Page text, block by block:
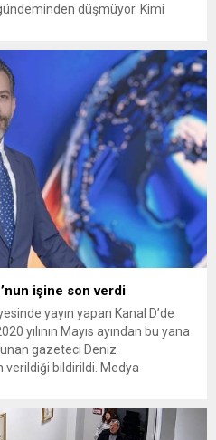
düşmüyor. Kimi
aklında, yüksek sesle dile
işine son verdi
yayın yapan Kanal D’de
yılının Mayıs ayından bu yana
gazeteci Deniz
verildiği bildirildi. Medya